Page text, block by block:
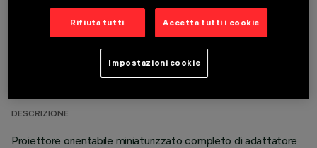
DATI TECNICI
ULTIMO AGGIORNAMENTO: 06/08/2026
DESCRIZIONE
Proiettore orientabile miniaturizzato completo di adattatore
Rifiuta tutti Accetta tutti i cookie
Impostazioni cookie